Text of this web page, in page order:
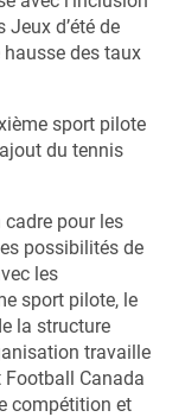
d’été de
des taux
sport pilote
du tennis
pour les
possibilités de
les
sport pilote, le
la structure
travaille
Football Canada
compétition et